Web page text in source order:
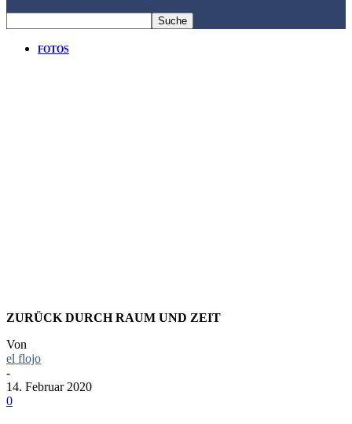
FOTOS
ZURÜCK DURCH RAUM UND ZEIT
Von
el flojo
-
14. Februar 2020
0